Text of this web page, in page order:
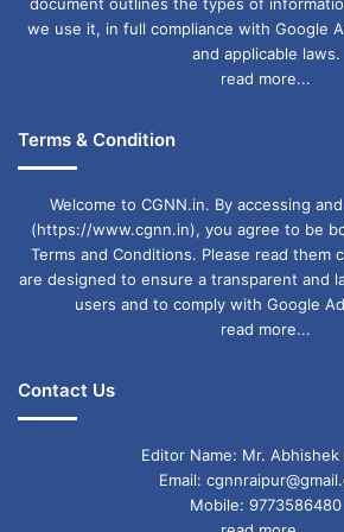
स्व. कुंदन लाल जैन जी ने अपने
प्रत्येक व्यक्ति का मार्गदर्शन एवं
सरल और सहयोगी व्यक्तित्व के कारण
आया उसने शांति और आनंद की अनुभूति
कुंदन लाल जैन जी का पूरा संपूर्ण
प्रेरणादायी है। महान व्यक्तित्व के
लाल जी जैन के जीवन से प्रेरणा लेकर
आयोजन इस मंच के माध्यम से समय-
we use it, in full compliance with Google
and applicable laws.
read more...
Terms & Condition
Welcome to CGNN.in. By accessing
(https://www.cgnn.in), you agree to be
Terms and Conditions. Please read them
are designed to ensure a transparent and
users and to comply with Google
read more...
Contact Us
Editor Name: Mr. Abhishek
Email:
Mobile: 9773586480